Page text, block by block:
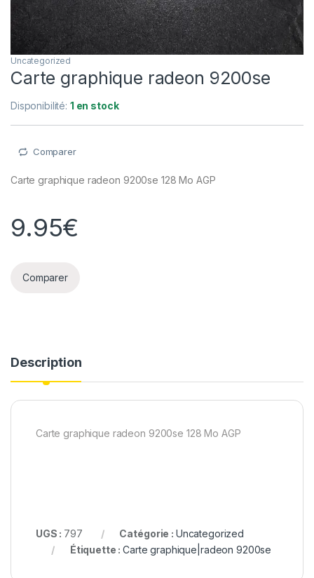
Uncategorized
Carte graphique radeon 9200se
Disponibilité: 1 en stock
Comparer
Carte graphique radeon 9200se 128 Mo AGP
9.95€
Comparer
Description
Carte graphique radeon 9200se 128 Mo AGP
UGS : 797 Catégorie : Uncategorized
Étiquette :Carte graphique|radeon 9200se